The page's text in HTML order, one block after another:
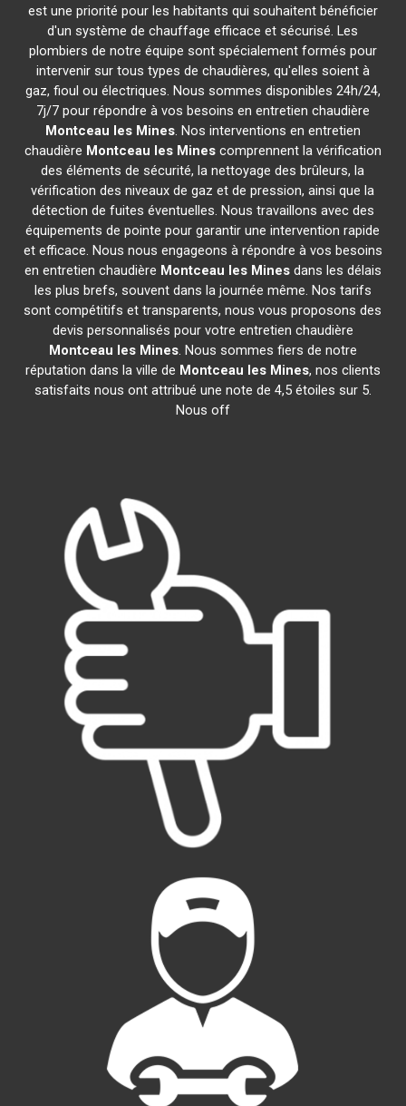
est une priorité pour les habitants qui souhaitent bénéficier
d'un système de chauffage efficace et sécurisé. Les
plombiers de notre équipe sont spécialement formés pour
intervenir sur tous types de chaudières, qu'elles soient à
gaz, fioul ou électriques. Nous sommes disponibles 24h/24,
7j/7 pour répondre à vos besoins en entretien chaudière
Montceau les Mines. Nos interventions en entretien
chaudière Montceau les Minescomprennent la vérification
des éléments de sécurité, la nettoyage des brûleurs, la
vérification des niveaux de gaz et de pression, ainsi que la
détection de fuites éventuelles. Nous travaillons avec des
équipements de pointe pour garantir une intervention rapide
et efficace. Nous nous engageons à répondre à vos besoins
en entretien chaudière Montceau les Minesdans les délais
les plus brefs, souvent dans la journée même. Nos tarifs
sont compétitifs et transparents, nous vous proposons des
devis personnalisés pour votre entretien chaudière
Montceau les Mines. Nous sommes fiers de notre
réputation dans la ville de Montceau les Mines, nos clients
satisfaits nous ont attribué une note de 4,5 étoiles sur 5.
Nous off